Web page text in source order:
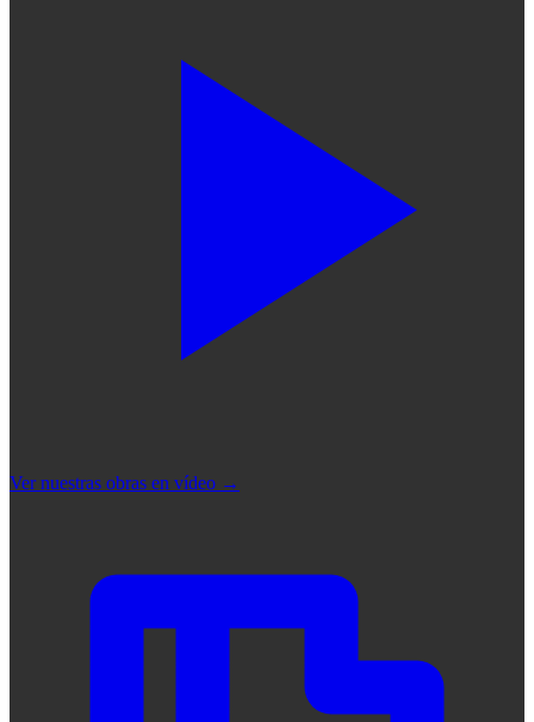
Ver nuestras obras en vídeo →